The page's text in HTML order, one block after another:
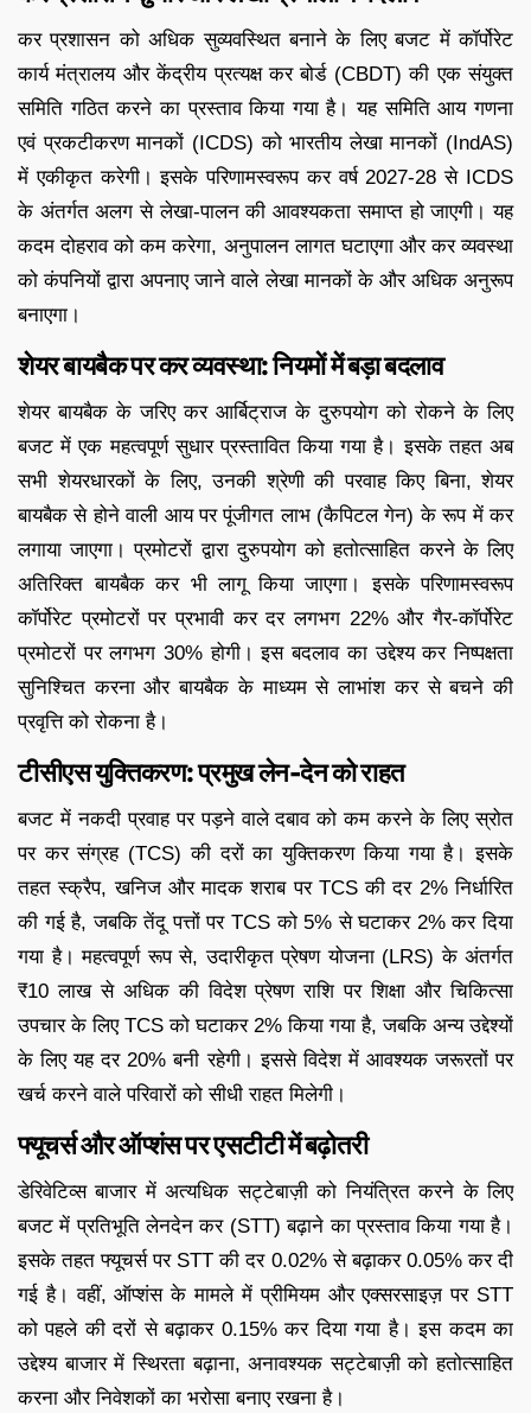
कर प्रशासन को अधिक सुव्यवस्थित बनाने के लिए बजट में कॉर्पोरेट
कार्य मंत्रालय और केंद्रीय प्रत्यक्ष कर बोर्ड (CBDT) की एक संयुक्त
समिति गठित करने का प्रस्ताव किया गया है। यह समिति आय गणना
एवं प्रकटीकरण मानकों (ICDS) को भारतीय लेखा मानकों (IndAS)
में एकीकृत करेगी। इसके परिणामस्वरूप कर वर्ष 2027-28 से ICDS
के अंतर्गत अलग से लेखा-पालन की आवश्यकता समाप्त हो जाएगी। यह
कदम दोहराव को कम करेगा, अनुपालन लागत घटाएगा और कर व्यवस्था
को कंपनियों द्वारा अपनाए जाने वाले लेखा मानकों के और अधिक अनुरूप
बनाएगा।
शेयर बायबैक पर कर व्यवस्था: नियमों में बड़ा बदलाव
शेयर बायबैक के जरिए कर आर्बिट्राज के दुरुपयोग को रोकने के लिए
बजट में एक महत्वपूर्ण सुधार प्रस्तावित किया गया है। इसके तहत अब
सभी शेयरधारकों के लिए, उनकी श्रेणी की परवाह किए बिना, शेयर
बायबैक से होने वाली आय पर पूंजीगत लाभ (कैपिटल गेन) के रूप में कर
लगाया जाएगा। प्रमोटरों द्वारा दुरुपयोग को हतोत्साहित करने के लिए
अतिरिक्त बायबैक कर भी लागू किया जाएगा। इसके परिणामस्वरूप
कॉर्पोरेट प्रमोटरों पर प्रभावी कर दर लगभग 22% और गैर-कॉर्पोरेट
प्रमोटरों पर लगभग 30% होगी। इस बदलाव का उद्देश्य कर निष्पक्षता
सुनिश्चित करना और बायबैक के माध्यम से लाभांश कर से बचने की
प्रवृत्ति को रोकना है।
टीसीएस युक्तिकरण: प्रमुख लेन-देन को राहत
बजट में नकदी प्रवाह पर पड़ने वाले दबाव को कम करने के लिए स्रोत
पर कर संग्रह (TCS) की दरों का युक्तिकरण किया गया है। इसके
तहत स्क्रैप, खनिज और मादक शराब पर TCS की दर 2% निर्धारित
की गई है, जबकि तेंदू पत्तों पर TCS को 5% से घटाकर 2% कर दिया
गया है। महत्वपूर्ण रूप से, उदारीकृत प्रेषण योजना (LRS) के अंतर्गत
₹10 लाख से अधिक की विदेश प्रेषण राशि पर शिक्षा और चिकित्सा
उपचार के लिए TCS को घटाकर 2% किया गया है, जबकि अन्य उद्देश्यों
के लिए यह दर 20% बनी रहेगी। इससे विदेश में आवश्यक जरूरतों पर
खर्च करने वाले परिवारों को सीधी राहत मिलेगी।
फ्यूचर्स और ऑप्शंस पर एसटीटी में बढ़ोतरी
डेरिवेटिव्स बाजार में अत्यधिक सट्टेबाज़ी को नियंत्रित करने के लिए
बजट में प्रतिभूति लेनदेन कर (STT) बढ़ाने का प्रस्ताव किया गया है।
इसके तहत फ्यूचर्स पर STT की दर 0.02% से बढ़ाकर 0.05% कर दी
गई है। वहीं, ऑप्शंस के मामले में प्रीमियम और एक्सरसाइज़ पर STT
को पहले की दरों से बढ़ाकर 0.15% कर दिया गया है। इस कदम का
उद्देश्य बाजार में स्थिरता बढ़ाना, अनावश्यक सट्टेबाज़ी को हतोत्साहित
करना और निवेशकों का भरोसा बनाए रखना है।